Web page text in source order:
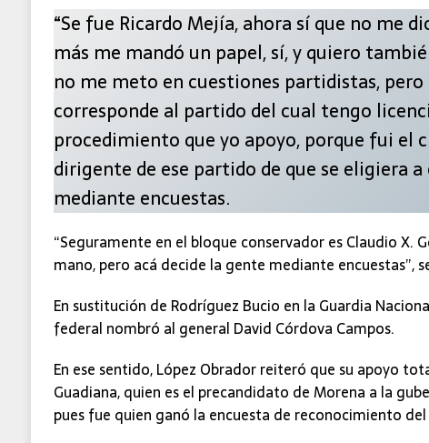
“Se fue Ricardo Mejía, ahora sí que no me
más me mandó un papel, sí, y quiero
no me meto en cuestiones partidistas, pero
corresponde al partido del cual tengo
procedimiento que yo apoyo, porque fui el
dirigente de ese partido de que se eligiera
mediante encuestas.
“Seguramente en el bloque conservador es Claudio X.
mano, pero acá decide la gente mediante encuestas”,
En sustitución de Rodríguez Bucio en la Guardia
federal nombró al general David Córdova Campos.
En ese sentido, López Obrador reiteró que su apoyo
Guadiana, quien es el precandidato de Morena a la
pues fue quien ganó la encuesta de reconocimiento